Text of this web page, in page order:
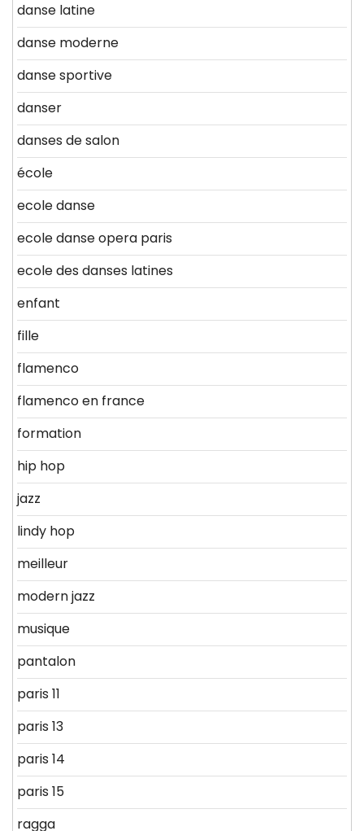
danse latine
danse moderne
danse sportive
danser
danses de salon
école
ecole danse
ecole danse opera paris
ecole des danses latines
enfant
fille
flamenco
flamenco en france
formation
hip hop
jazz
lindy hop
meilleur
modern jazz
musique
pantalon
paris 11
paris 13
paris 14
paris 15
ragga